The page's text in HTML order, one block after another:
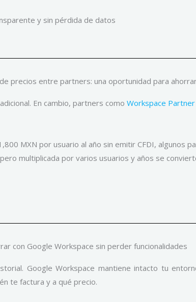
y sin pérdida de datos
precios entre partners: una oportunidad para
En cambio, partners como Workspace Partner
MXN por usuario al año sin emitir CFDI, algunos
multiplicada por varios usuarios y años se
con Google Workspace sin perder funcionalidades
Google Workspace mantiene intacto tu
te factura y a qué precio.